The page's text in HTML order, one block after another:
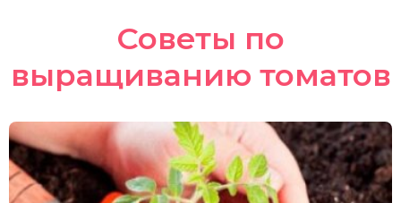
Советы по
выращиванию томатов